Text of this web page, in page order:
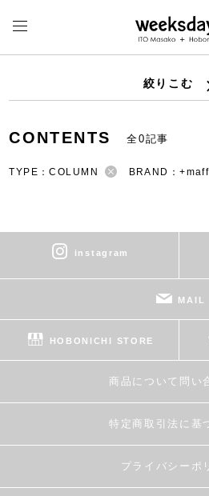
絞りこむ
CONTENTS 全0記事
TYPE：COLUMN BRAND：
instagram
MAIL
HOBONICHI STORE
商品について問い
特定商取引法に基
プライバシーポ